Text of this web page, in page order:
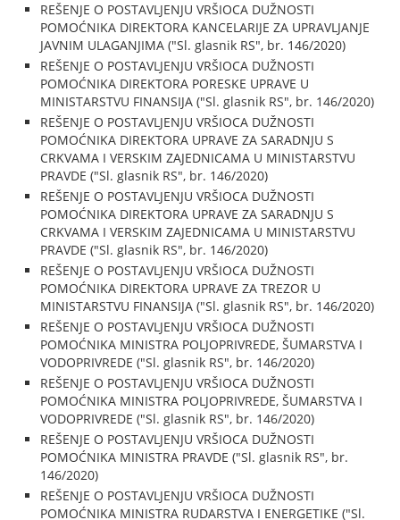
REŠENJE O POSTAVLJENJU VRŠIOCA DUŽNOSTI
POMOĆNIKA DIREKTORA KANCELARIJE ZA UPRAVLJANJE
JAVNIM ULAGANJIMA ("Sl. glasnik RS", br. 146/2020)
REŠENJE O POSTAVLJENJU VRŠIOCA DUŽNOSTI
POMOĆNIKA DIREKTORA PORESKE UPRAVE U
MINISTARSTVU FINANSIJA ("Sl. glasnik RS", br. 146/2020)
REŠENJE O POSTAVLJENJU VRŠIOCA DUŽNOSTI
POMOĆNIKA DIREKTORA UPRAVE ZA SARADNJU S
CRKVAMA I VERSKIM ZAJEDNICAMA U MINISTARSTVU
PRAVDE ("Sl. glasnik RS", br. 146/2020)
REŠENJE O POSTAVLJENJU VRŠIOCA DUŽNOSTI
POMOĆNIKA DIREKTORA UPRAVE ZA SARADNJU S
CRKVAMA I VERSKIM ZAJEDNICAMA U MINISTARSTVU
PRAVDE ("Sl. glasnik RS", br. 146/2020)
REŠENJE O POSTAVLJENJU VRŠIOCA DUŽNOSTI
POMOĆNIKA DIREKTORA UPRAVE ZA TREZOR U
MINISTARSTVU FINANSIJA ("Sl. glasnik RS", br. 146/2020)
REŠENJE O POSTAVLJENJU VRŠIOCA DUŽNOSTI
POMOĆNIKA MINISTRA POLJOPRIVREDE, ŠUMARSTVA I
VODOPRIVREDE ("Sl. glasnik RS", br. 146/2020)
REŠENJE O POSTAVLJENJU VRŠIOCA DUŽNOSTI
POMOĆNIKA MINISTRA POLJOPRIVREDE, ŠUMARSTVA I
VODOPRIVREDE ("Sl. glasnik RS", br. 146/2020)
REŠENJE O POSTAVLJENJU VRŠIOCA DUŽNOSTI
POMOĆNIKA MINISTRA PRAVDE ("Sl. glasnik RS", br.
146/2020)
REŠENJE O POSTAVLJENJU VRŠIOCA DUŽNOSTI
POMOĆNIKA MINISTRA RUDARSTVA I ENERGETIKE ("Sl.